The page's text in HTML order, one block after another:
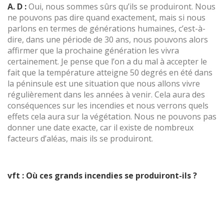
A. D :Oui, nous sommes sûrs qu’ils se produiront. Nous
ne pouvons pas dire quand exactement, mais si nous
parlons en termes de générations humaines, c’est-à-
dire, dans une période de 30 ans, nous pouvons alors
affirmer que la prochaine génération les vivra
certainement. Je pense que l’on a du mal à accepter le
fait que la température atteigne 50 degrés en été dans
la péninsule est une situation que nous allons vivre
régulièrement dans les années à venir. Cela aura des
conséquences sur les incendies et nous verrons quels
effets cela aura sur la végétation. Nous ne pouvons pas
donner une date exacte, car il existe de nombreux
facteurs d’aléas, mais ils se produiront.
vft : Où ces grands incendies se produiront-ils ?